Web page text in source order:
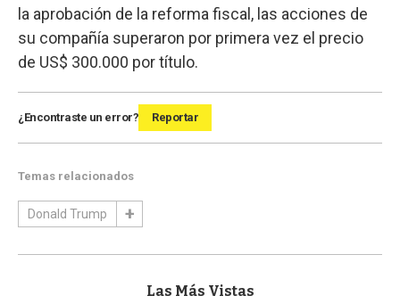
la aprobación de la reforma fiscal, las acciones de
su compañía superaron por primera vez el precio
de US$ 300.000 por título.
¿Encontraste un error? Reportar
Temas relacionados
Donald Trump
Las Más Vistas